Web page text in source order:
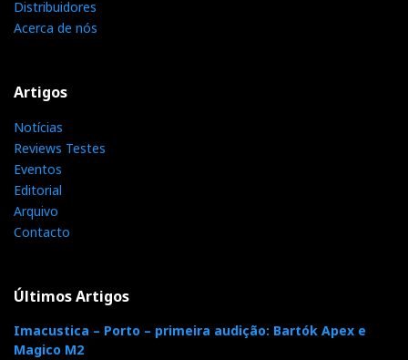
Distribuidores
Acerca de nós
Artigos
Notícias
Reviews Testes
Eventos
Editorial
Arquivo
Contacto
Últimos Artigos
Imacustica – Porto – primeira audição: Bartók Apex e
Magico M2